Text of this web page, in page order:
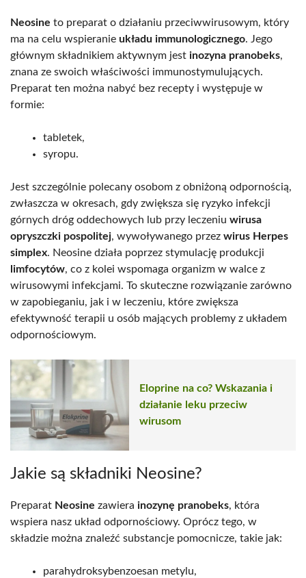
Neosine to preparat o działaniu przeciwwirusowym, który
ma na celu wspieranie układu immunologicznego. Jego
głównym składnikiem aktywnym jest inozyna pranobeks,
znana ze swoich właściwości immunostymulujących.
Preparat ten można nabyć bez recepty i występuje w
formie:
tabletek,
syropu.
Jest szczególnie polecany osobom z obniżoną odpornością,
zwłaszcza w okresach, gdy zwiększa się ryzyko infekcji
górnych dróg oddechowych lub przy leczeniu wirusa
opryszczki pospolitej, wywoływanego przez wirus Herpes
simplex. Neosine działa poprzez stymulację produkcji
limfocytów, co z kolei wspomaga organizm w walce z
wirusowymi infekcjami. To skuteczne rozwiązanie zarówno
w zapobieganiu, jak i w leczeniu, które zwiększa
efektywność terapii u osób mających problemy z układem
odpornościowym.
Eloprine na co? Wskazania i
działanie leku przeciw
wirusom
Jakie są składniki Neosine?
Preparat Neosine zawiera inozynę pranobeks, która
wspiera nasz układ odpornościowy. Oprócz tego, w
składzie można znaleźć substancje pomocnicze, takie jak:
parahydroksybenzoesan metylu,